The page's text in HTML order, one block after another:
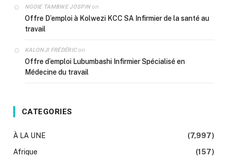
NGOIE TAMBWE JOSPINon
Offre D’emploi à Kolwezi KCC SA Infirmier de la santé au
travail
KALONJI FRÉDÉRICon
Offre d’emploi Lubumbashi Infirmier Spécialisé en
Médecine du travail
CATEGORIES
À LA UNE
(7,997)
Afrique
(157)